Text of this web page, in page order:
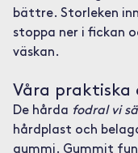
bättre. Storleken
stoppa ner i fickan
väskan.
Våra praktiska
De hårda fodral vi
hårdplast och
gummi. Gummit